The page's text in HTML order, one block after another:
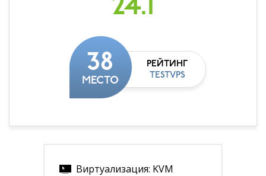
24.1
38
МЕСТО
РЕЙТИНГ
TESTVPS
Виртуализация: KVM